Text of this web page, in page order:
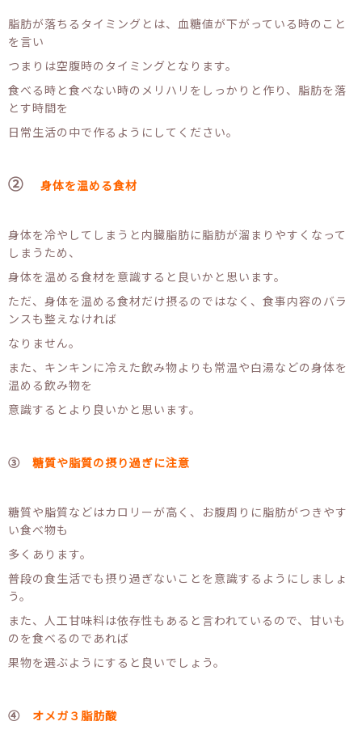
脂肪が落ちるタイミングとは、血糖値が下がっている時のこと
を言い
つまりは空腹時のタイミングとなります。
食べる時と食べない時のメリハリをしっかりと作り、脂肪を落
とす時間を
日常生活の中で作るようにしてください。
② 身体を温める食材
身体を冷やしてしまうと内臓脂肪に脂肪が溜まりやすくなって
しまうため、
身体を温める食材を意識すると良いかと思います。
ただ、身体を温める食材だけ摂るのではなく、食事内容のバラ
ンスも整えなければ
なりません。
また、キンキンに冷えた飲み物よりも常温や白湯などの身体を
温める飲み物を
意識するとより良いかと思います。
③ 糖質や脂質の摂り過ぎに注意
糖質や脂質などはカロリーが高く、お腹周りに脂肪がつきやす
い食べ物も
多くあります。
普段の食生活でも摂り過ぎないことを意識するようにしましょ
う。
また、人工甘味料は依存性もあると言われているので、甘いも
のを食べるのであれば
果物を選ぶようにすると良いでしょう。
④ オメガ３脂肪酸